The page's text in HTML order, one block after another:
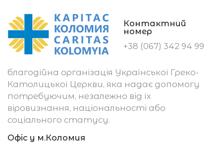
Контактний
номер
+38 (067) 342 94 99
благодійна організація Української Греко-
Католицької Церкви, яка надає допомогу
потребуючим, незалежно від їх
віровизнання, національності або
соціального статусу.
Офіс у м.Коломия